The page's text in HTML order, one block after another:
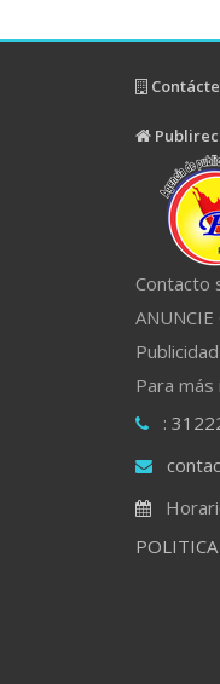
Contacto
ANUNCIE
Para más
: